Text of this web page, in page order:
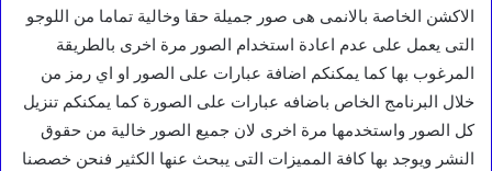
الاكشن الخاصة بالانمى هى صور جميلة حقا وخالية تماما من اللوجو
التى يعمل على عدم اعادة استخدام الصور مرة اخرى بالطريقة
المرغوب بها كما يمكنكم اضافة عبارات على الصور او اي رمز من
خلال البرنامج الخاص باضافه عبارات على الصورة كما يمكنكم تنزيل
كل الصور واستخدمها مرة اخرى لان جميع الصور خالية من حقوق
النشر ويوجد بها كافة المميزات التى يبحث عنها الكثير فنحن خصصنا